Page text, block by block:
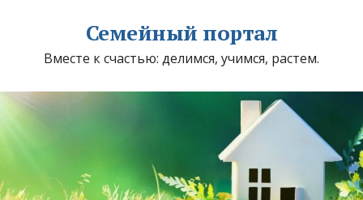
Семейный портал
Вместе к счастью: делимся, учимся, растем.